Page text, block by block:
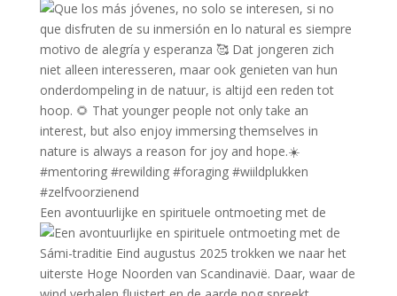
Een avontuurlijke en spirituele ontmoeting met de